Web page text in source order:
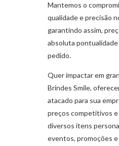
Mantemos o
qualidade e precisão
garantindo assim,
absoluta
pedido.
Quer impactar em
Brindes Smile,
atacado para sua
preços competitivos e
diversos itens
eventos, promoções e